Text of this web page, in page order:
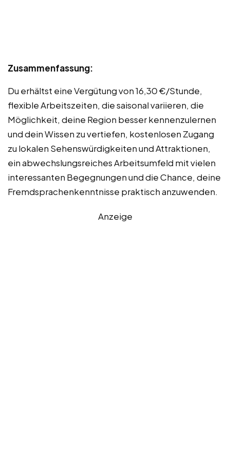
Zusammenfassung:
Du erhältst eine Vergütung von 16,30 €/Stunde,
flexible Arbeitszeiten, die saisonal variieren, die
Möglichkeit, deine Region besser kennenzulernen
und dein Wissen zu vertiefen, kostenlosen Zugang
zu lokalen Sehenswürdigkeiten und Attraktionen,
ein abwechslungsreiches Arbeitsumfeld mit vielen
interessanten Begegnungen und die Chance, deine
Fremdsprachenkenntnisse praktisch anzuwenden.
Anzeige